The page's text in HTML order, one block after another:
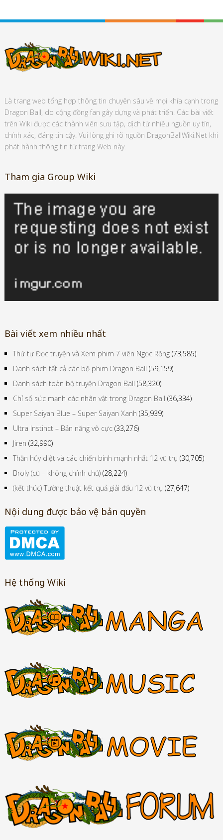
Là trang web tổng hợp thông tin chuyên sâu về mọi khía cạnh trong
Dragon Ball, do cộng đồng fan gây dựng và phát triển. Các bài viết
trên Wiki được các thành viên sưu tập, dịch từ nhiều nguồn uy tín,
chính xác, đáng tin cậy. Vui lòng ghi rõ nguồn DragonBallWiki.Net khi
phát hành thông tin từ trang Web này.
Tham gia Group Wiki
Bài viết xem nhiều nhất
Thứ tự Đọc truyện và Xem phim 7 viên Ngọc Rồng (73,585)
Danh sách tất cả các bộ phim Dragon Ball (59,159)
Danh sách toàn bộ truyện Dragon Ball (58,320)
Chỉ số sức mạnh các nhân vật trong Dragon Ball (36,334)
Super Saiyan Blue – Super Saiyan Xanh (35,939)
Ultra Instinct – Bản năng vô cực (33,276)
Jiren (32,990)
Thần hủy diệt và các chiến binh mạnh nhất 12 vũ trụ (30,705)
Broly (cũ – không chính chủ) (28,224)
(kết thúc) Tường thuật kết quả giải đấu 12 vũ trụ (27,647)
Nội dung được bảo vệ bản quyền
Hệ thống Wiki